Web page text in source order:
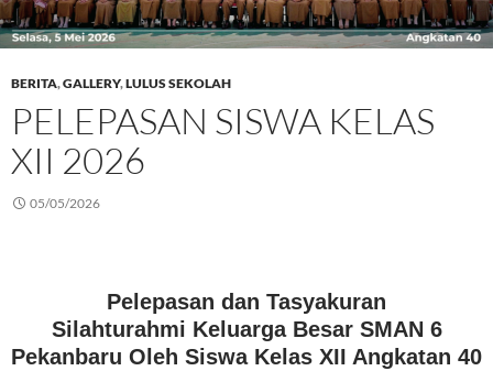
BERITA,GALLERY,LULUS SEKOLAH
PELEPASAN SISWA KELAS
XII 2026
05/05/2026
Pelepasan dan Tasyakuran
Silahturahmi Keluarga Besar SMAN 6
Pekanbaru Oleh Siswa Kelas XII Angkatan 40